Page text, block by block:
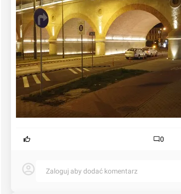
0
Zaloguj aby dodać komentarz